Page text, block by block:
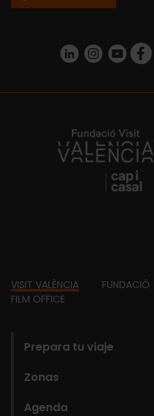
https://www.linkedin.com/company/turismo-valencia/
https://https://
https://
Footer
VISIT VALÈNCIA FUNDACIÓ
FILM OFFICE
Prepara tu viaje
Zonas
Agenda